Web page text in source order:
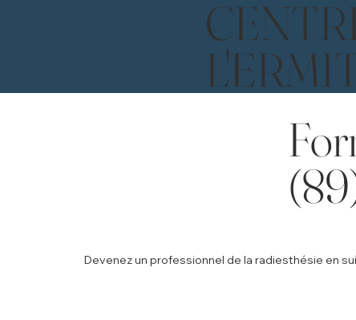
Devenez un professionnel de la radiesthésie en